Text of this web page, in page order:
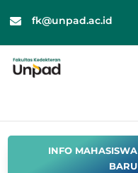
 fk@unpad.ac.id
INFO MAHASISWA
BARU